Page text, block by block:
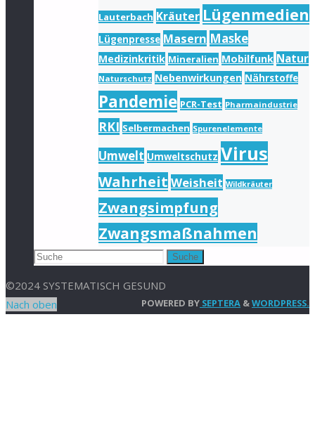
Lauterbach Kräuter Lügenmedien
Lügenpresse Masern Maske
Medizinkritik Mineralien Mobilfunk Natur
Naturschutz Nebenwirkungen Nährstoffe
Pandemie PCR-Test Pharmaindustrie
RKI Selbermachen Spurenelemente
Umwelt Umweltschutz Virus
Wahrheit Weisheit Wildkräuter
Zwangsimpfung
Zwangsmaßnahmen
Suche
©2024 SYSTEMATISCH GESUND
POWERED BY SEPTERA &WORDPRESS.
Nach oben